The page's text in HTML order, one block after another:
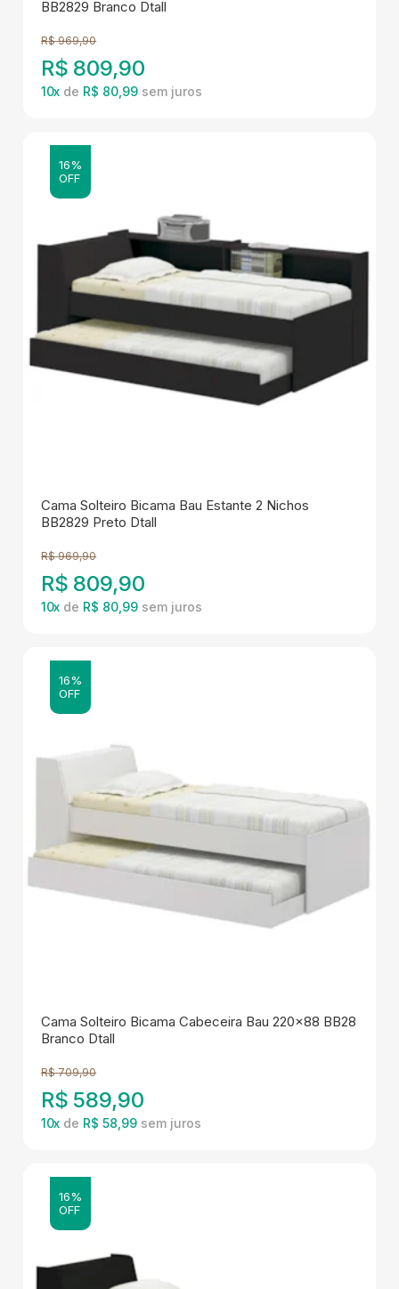
BB2829 Branco Dtall
R$ 969,90
R$ 809,90
10x de R$ 80,99
16%
OFF
Cama Solteiro Bicama Bau Estante 2 Nichos
BB2829 Preto Dtall
R$ 969,90
R$ 809,90
10x de R$ 80,99
16%
OFF
Cama Solteiro Bicama Cabeceira Bau 220x88 BB28
Branco Dtall
R$ 709,90
R$ 589,90
10x de R$ 58,99
16%
OFF